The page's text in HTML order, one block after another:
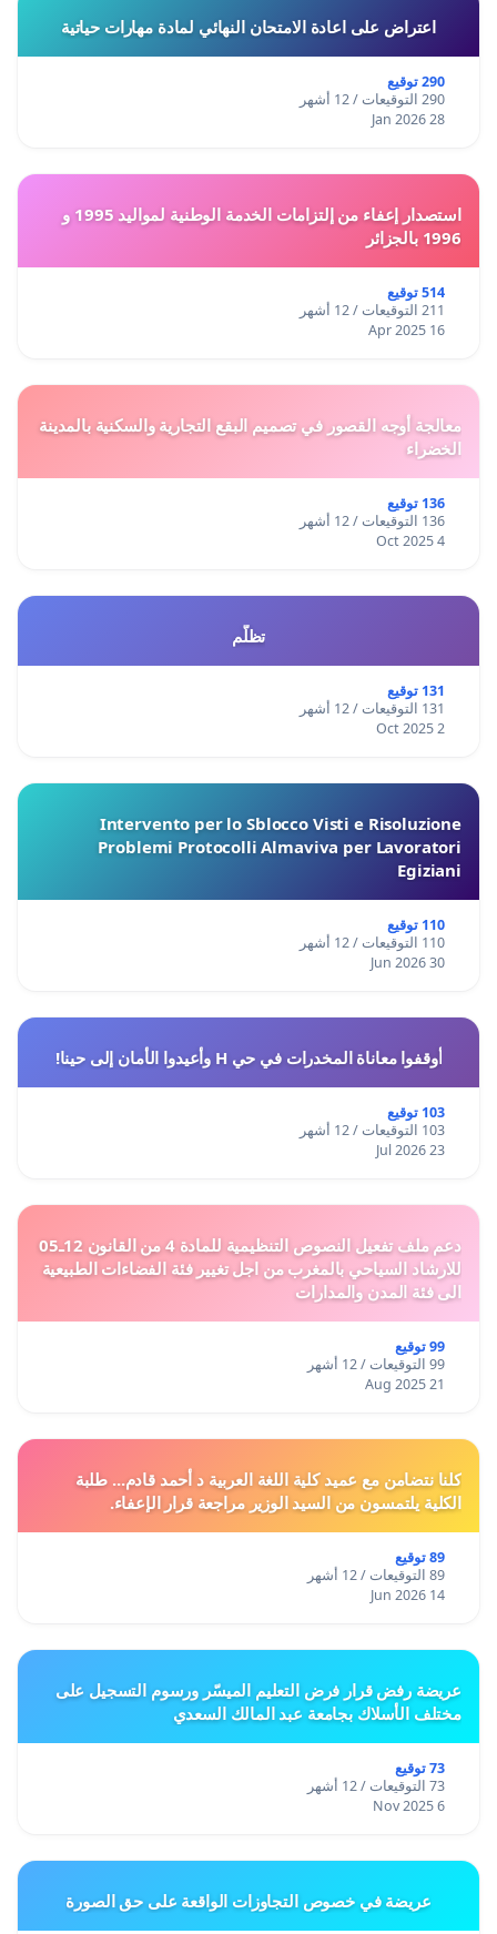
اعتراض على اعادة الامتحان النهائي لمادة مهارات حياتية
290 توقيع
290 التوقيعات / 12 أشهر
28 Jan 2026
استصدار إعفاء من إلتزامات الخدمة الوطنية لمواليد 1995 و
1996 بالجزائر
514 توقيع
211 التوقيعات / 12 أشهر
16 Apr 2025
معالجة أوجه القصور في تصميم البقع التجارية والسكنية بالمدينة
الخضراء
136 توقيع
136 التوقيعات / 12 أشهر
4 Oct 2025
تظلّم
131 توقيع
131 التوقيعات / 12 أشهر
2 Oct 2025
Intervento per lo Sblocco Visti e Risoluzione
Problemi Protocolli Almaviva per Lavoratori
Egiziani
110 توقيع
110 التوقيعات / 12 أشهر
30 Jun 2026
أوقفوا معاناة المخدرات في حي H وأعيدوا الأمان إلى حينا!
103 توقيع
103 التوقيعات / 12 أشهر
23 Jul 2026
دعم ملف تفعيل النصوص التنظيمية للمادة 4 من القانون 12ـ05
للارشاد السياحي بالمغرب من اجل تغيير فئة الفضاءات الطبيعية
الى فئة المدن والمدارات
99 توقيع
99 التوقيعات / 12 أشهر
21 Aug 2025
كلنا نتضامن مع عميد كلية اللغة العربية د أحمد قادم... طلبة
الكلية يلتمسون من السيد الوزير مراجعة قرار الإعفاء.
89 توقيع
89 التوقيعات / 12 أشهر
14 Jun 2026
عريضة رفض قرار فرض التعليم الميسّر ورسوم التسجيل على
مختلف الأسلاك بجامعة عبد المالك السعدي
73 توقيع
73 التوقيعات / 12 أشهر
6 Nov 2025
عريضة في خصوص التجاوزات الواقعة على حق الصورة